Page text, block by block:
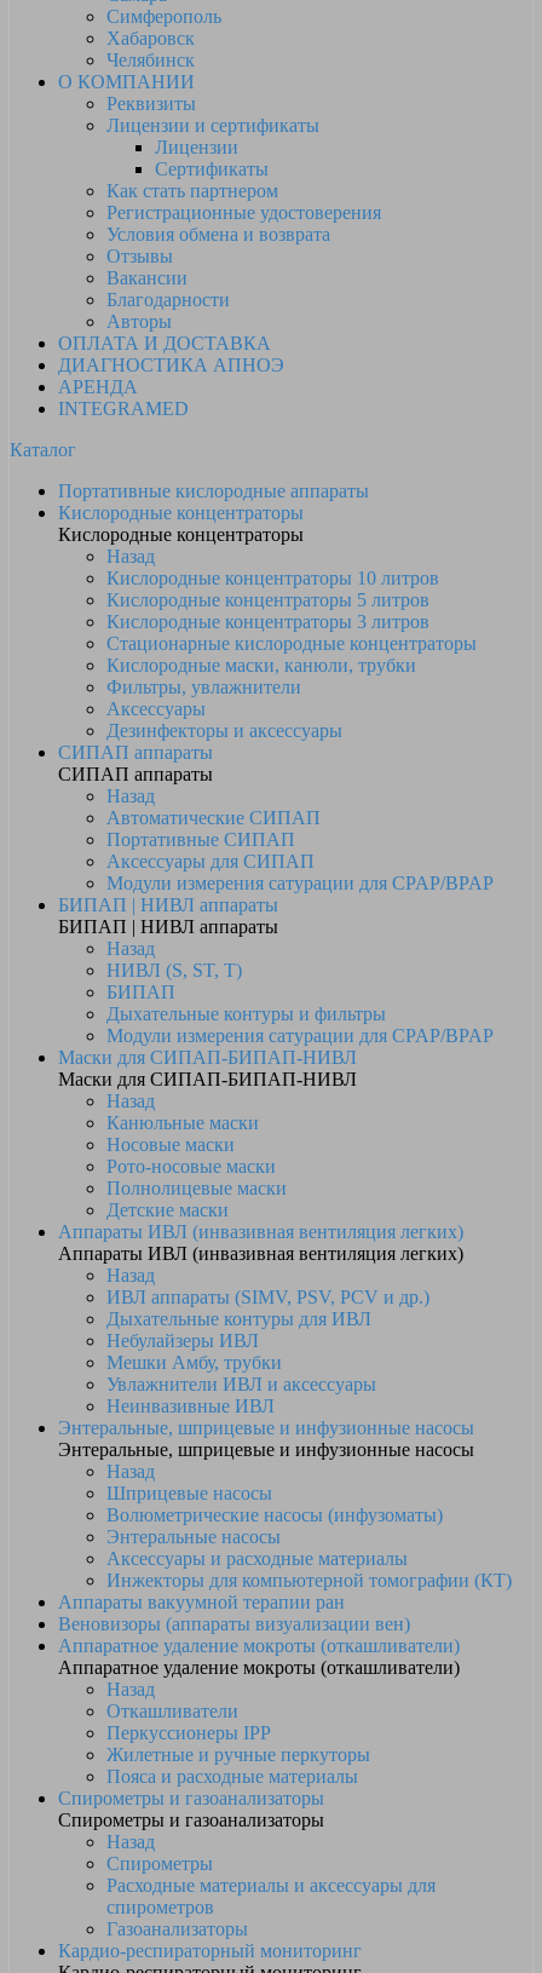
Симферополь
Хабаровск
Челябинск
О КОМПАНИИ
Реквизиты
Лицензии и сертификаты
Лицензии
Сертификаты
Как стать партнером
Регистрационные удостоверения
Условия обмена и возврата
Отзывы
Вакансии
Благодарности
Авторы
ОПЛАТА И ДОСТАВКА
ДИАГНОСТИКА АПНОЭ
АРЕНДА
INTEGRAMED
Каталог
Портативные кислородные аппараты
Кислородные концентраторы
Кислородные концентраторы
Назад
Кислородные концентраторы 10 литров
Кислородные концентраторы 5 литров
Кислородные концентраторы 3 литров
Стационарные кислородные концентраторы
Кислородные маски, канюли, трубки
Фильтры, увлажнители
Аксессуары
Дезинфекторы и аксессуары
СИПАП аппараты
СИПАП аппараты
Назад
Автоматические СИПАП
Портативные СИПАП
Аксессуары для СИПАП
Модули измерения сатурации для CPAP/BPAP
БИПАП | НИВЛ аппараты
БИПАП | НИВЛ аппараты
Назад
НИВЛ (S, ST, T)
БИПАП
Дыхательные контуры и фильтры
Модули измерения сатурации для CPAP/BPAP
Маски для СИПАП-БИПАП-НИВЛ
Маски для СИПАП-БИПАП-НИВЛ
Назад
Канюльные маски
Носовые маски
Рото-носовые маски
Полнолицевые маски
Детские маски
Аппараты ИВЛ (инвазивная вентиляция легких)
Аппараты ИВЛ (инвазивная вентиляция легких)
Назад
ИВЛ аппараты (SIMV, PSV, PCV и др.)
Дыхательные контуры для ИВЛ
Небулайзеры ИВЛ
Мешки Амбу, трубки
Увлажнители ИВЛ и аксессуары
Неинвазивные ИВЛ
Энтеральные, шприцевые и инфузионные насосы
Энтеральные, шприцевые и инфузионные насосы
Назад
Шприцевые насосы
Волюметрические насосы (инфузоматы)
Энтеральные насосы
Аксессуары и расходные материалы
Инжекторы для компьютерной томографии (КТ)
Аппараты вакуумной терапии ран
Веновизоры (аппараты визуализации вен)
Аппаратное удаление мокроты (откашливатели)
Аппаратное удаление мокроты (откашливатели)
Назад
Откашливатели
Перкуссионеры IPP
Жилетные и ручные перкуторы
Пояса и расходные материалы
Спирометры и газоанализаторы
Спирометры и газоанализаторы
Назад
Спирометры
Расходные материалы и аксессуары для
спирометров
Газоанализаторы
Кардио-респираторный мониторинг